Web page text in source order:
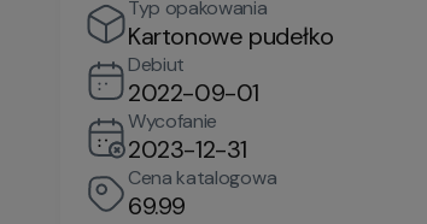
Typ opakowania
Kartonowe pudełko
Debiut
2022-09-01
Wycofanie
2023-12-31
Cena katalogowa
69.99